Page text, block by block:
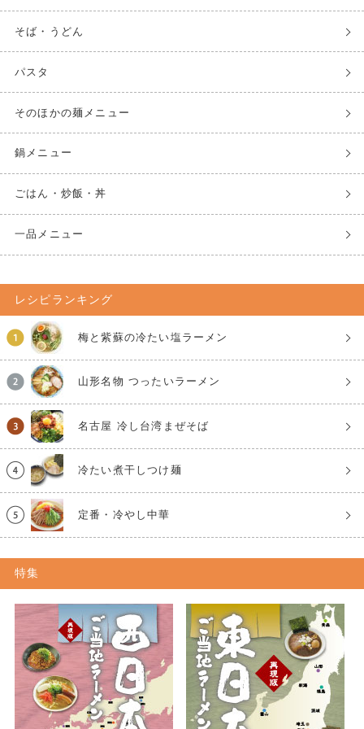
そば・うどん
パスタ
そのほかの麺メニュー
鍋メニュー
ごはん・炒飯・丼
一品メニュー
レシピランキング
梅と紫蘇の冷たい塩ラーメン
山形名物 つったいラーメン
名古屋 冷し台湾まぜそば
冷たい煮干しつけ麺
定番・冷やし中華
特集